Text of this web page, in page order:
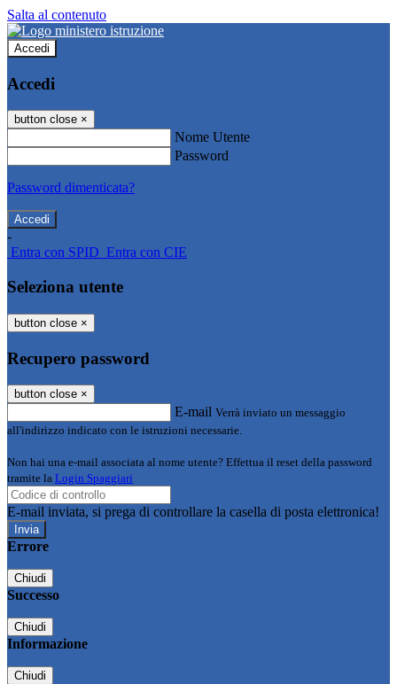
Salta al contenuto
Accedi
Accedi
button close ×
Nome Utente
Password
Password dimenticata?
-
Entra con SPID Entra con CIE
Seleziona utente
button close ×
Recupero password
button close ×
E-mail Verrà inviato un messaggio
all'indirizzo indicato con le istruzioni necessarie.
Non hai una e-mail associata al nome utente? Effettua il reset della password
tramite la Login Spaggiari
E-mail inviata, si prega di controllare la casella di posta elettronica!
Errore
Chiudi
Successo
Chiudi
Informazione
Chiudi